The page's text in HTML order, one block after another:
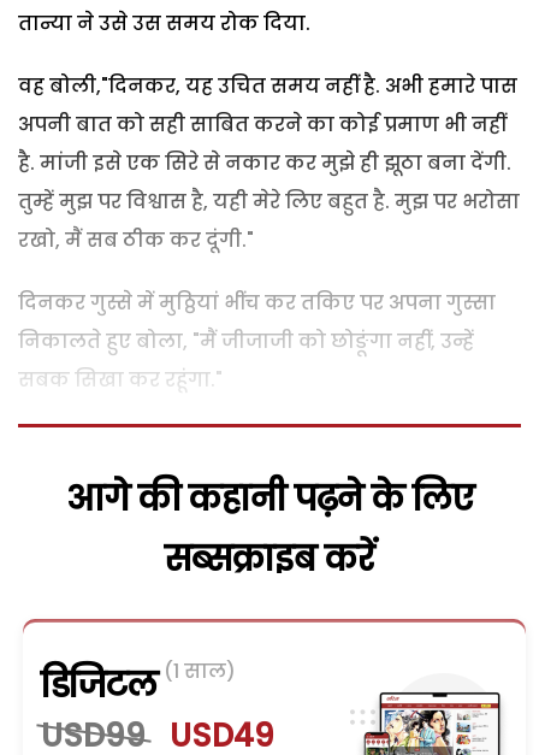
तान्या ने उसे उस समय रोक दिया.
वह बोली,"दिनकर, यह उचित समय नहीं है. अभी हमारे पास
अपनी बात को सही साबित करने का कोई प्रमाण भी नहीं
है. मांजी इसे एक सिरे से नकार कर मुझे ही झूठा बना देंगी.
तुम्हें मुझ पर विश्वास है, यही मेरे लिए बहुत है. मुझ पर भरोसा
रखो, मैं सब ठीक कर दूंगी."
दिनकर गुस्से में मुठ्ठियां भींच कर तकिए पर अपना गुस्सा
निकालते हुए बोला, "मैं जीजाजी को छोङूंगा नहीं, उन्हें
सबक सिखा कर रहूंगा."
आगे की कहानी पढ़ने के लिए
सब्सक्राइब करें
डिजिटल (1 साल)
USD99 USD49